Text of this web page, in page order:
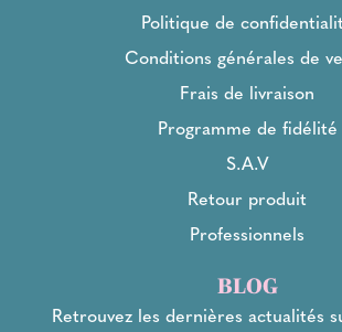
Politique de
Conditions générales de
Frais de livraison
Programme de fidélité
S.A.V
Retour produit
Professionnels
BLOG
Retrouvez les dernières actualités